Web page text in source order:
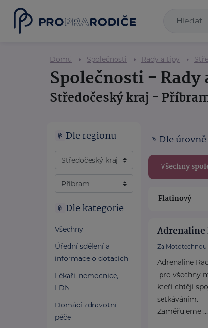
Domů Společnosti Rady a tipy
Společnosti - Rady
Středočeský kraj -
Dle regionu
Dle kategorie
Všechny
Úřední sdělení a
informace o dotacích
Lékaři, nemocnice,
LDN
Domácí zdravotní
péče
Dle
Všechny
Platinový
Adrenaline
Za Mototechnou
Adrenaline
pro všechny
kteří chtějí
setkáváním.
Zaměřujeme ...